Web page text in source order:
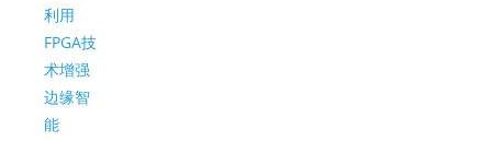
利用
FPGA技
术增强
边缘智
能